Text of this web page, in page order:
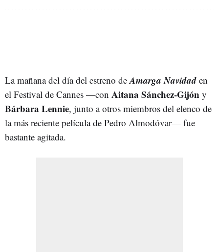
La mañana del día del estreno de Amarga Navidad en
el Festival de Cannes —con Aitana Sánchez-Gijón y
Bárbara Lennie, junto a otros miembros del elenco de
la más reciente película de Pedro Almodóvar— fue
bastante agitada.